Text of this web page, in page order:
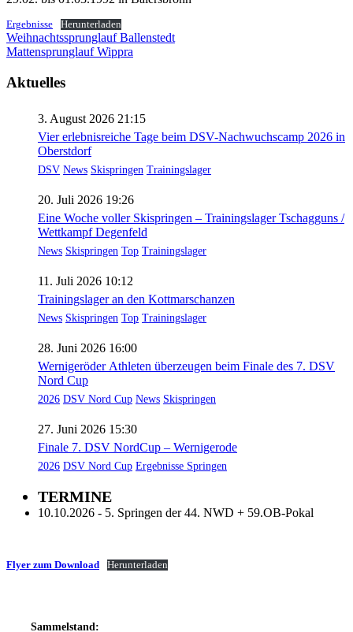
Ergebnisse Herunterladen
Beitragsnavigation
Weihnachtssprunglauf Ballenstedt
Mattensprunglauf Wippra
Aktuelles
3. August 2026 21:15
Vier erlebnisreiche Tage beim DSV-Nachwuchscamp 2026 in
Oberstdorf
DSV News Skispringen Trainingslager
20. Juli 2026 19:26
Eine Woche voller Skispringen – Trainingslager Tschagguns /
Wettkampf Degenfeld
News Skispringen Top Trainingslager
11. Juli 2026 10:12
Trainingslager an den Kottmarschanzen
News Skispringen Top Trainingslager
28. Juni 2026 16:00
Wernigeröder Athleten überzeugen beim Finale des 7. DSV
Nord Cup
2026 DSV Nord Cup News Skispringen
27. Juni 2026 15:30
Finale 7. DSV NordCup – Wernigerode
2026 DSV Nord Cup Ergebnisse Springen
TERMINE
10.10.2026 - 5. Springen der 44. NWD + 59.OB-Pokal
Flyer zum Download Herunterladen